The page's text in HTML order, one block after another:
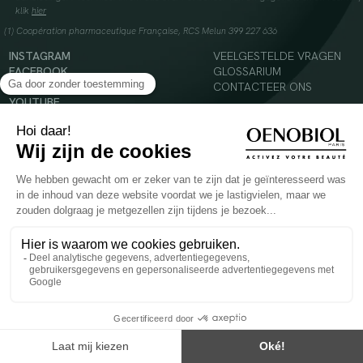
klik hier
(1) Coopération pharmaceutique Française, RCS Melun 399 227 636
INSTAGRAM
FACEBOOK
TIKTOK
YOUTUBE
VEELGESTELDE VRAGEN
GLOSSARIUM
CONTACTEER ONS
Voedingssupplement dat moet worden geconsumeerd als onderdeel van een gevarieerde,
evenwichtige voeding en een gezonde levensstijl. Aanbevolen dagelijkse dosis niet
overschrijden. Enkel voor volwassenen, buiten het bereik van kinderen houden.